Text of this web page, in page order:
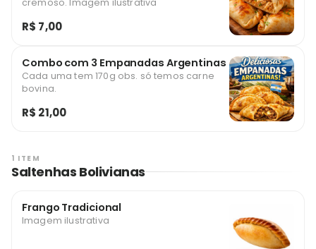
cremoso. Imagem ilustrativa
R$ 7,00
Combo com 3 Empanadas Argentinas
Cada uma tem 170g obs. só temos carne
bovina.
R$ 21,00
1 ITEM
Saltenhas Bolivianas
Frango Tradicional
Imagem ilustrativa